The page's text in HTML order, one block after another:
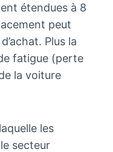
étendues à 8
peut
Plus la
fatigue (perte
la voiture
les
secteur